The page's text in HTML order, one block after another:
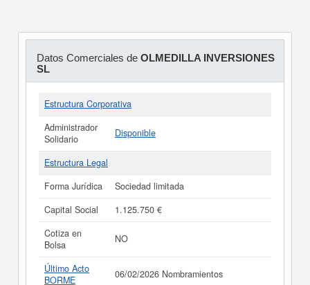
Datos Comerciales de OLMEDILLA INVERSIONES
SL
Estructura Corporativa
Administrador
Solidario
Disponible
Estructura Legal
Forma Jurídica
Sociedad limitada
Capital Social
1.125.750 €
Cotiza en
Bolsa
NO
Último Acto
BORME
06/02/2026 Nombramientos